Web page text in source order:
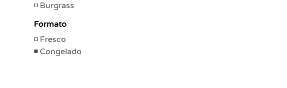
Burgrass
Formato
Fresco
Congelado